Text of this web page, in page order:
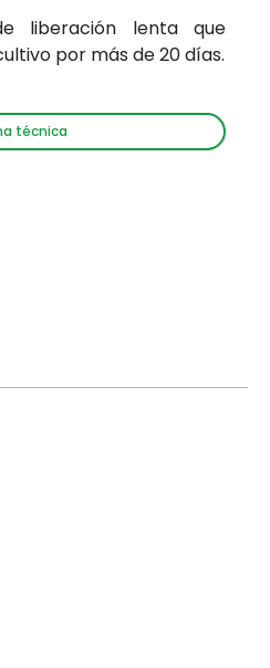
liberación lenta que
por más de 20 días.
técnica